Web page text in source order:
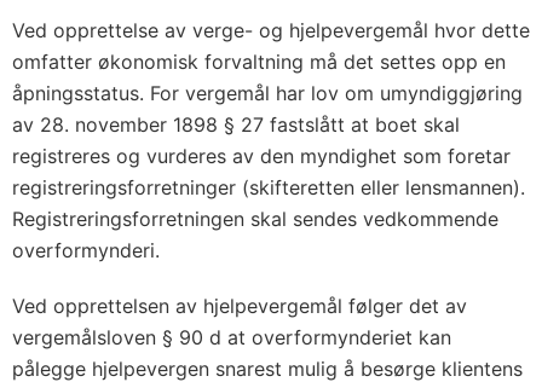
Ved opprettelse av verge- og hjelpevergemål hvor dette
omfatter økonomisk forvaltning må det settes opp en
åpningsstatus. For vergemål har lov om umyndiggjøring
av 28. november 1898 § 27 fastslått at boet skal
registreres og vurderes av den myndighet som foretar
registreringsforretninger (skifteretten eller lensmannen).
Registreringsforretningen skal sendes vedkommende
overformynderi.
Ved opprettelsen av hjelpevergemål følger det av
vergemålsloven § 90 d at overformynderiet kan
pålegge hjelpevergen snarest mulig å besørge klientens